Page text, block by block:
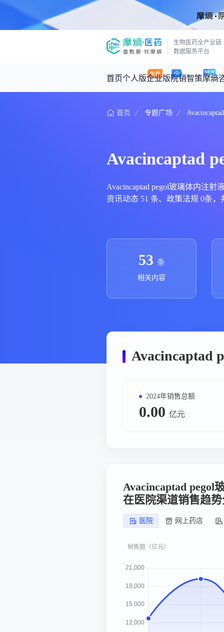
生物医药全产业链
数据服务平台
首页个人版企业版院销智策摩熵
咨询服务
产品立项评估及管线规划
产业/行业调研
投资决策与交易估值
摩熵原创
深度分析
投融资
时讯
数据中心
基于市场数据，为您提供全面的市场
政策法规
药品生产企业
王中健
2026-07-24
首页 专题广场
Avacincaptad
Avacincaptad pegol玻璃体内注
资讯动态 51 条、政策法规 0条
53 条
相关内容
Avacincaptad
2024年销售总额
0.00 亿元
Avacincaptad pegol
在医院渠道销售趋
医院 网上药店